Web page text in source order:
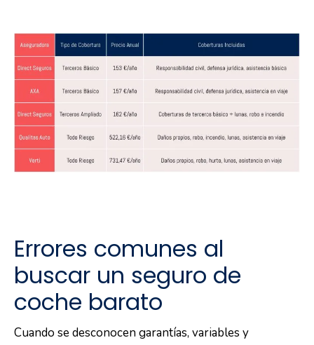
Errores comunes al
buscar un seguro de
coche barato
Cuando se desconocen garantías, variables y